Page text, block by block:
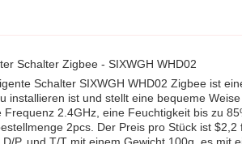
Schalter Zigbee - SIXWGH WHD02
Schalter SIXWGH WHD02 Zigbee ist
installieren ist und stellt eine bequeme
Frequenz 2.4GHz, eine Feuchtigkeit bis zu
2pcs. Der Preis pro Stück ist